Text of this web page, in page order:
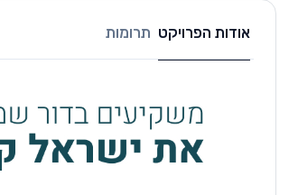
אודות הפרויקט תרומות